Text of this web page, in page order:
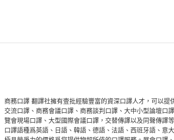
商務口譯 翻譯社擁有壹批經驗豐富的資深口譯人才，可以提
交流口譯、商務會議口譯、商務談判口譯、大中小型論壇口
覽會現場口譯、大型國際會議口譯，交替傳譯以及同聲傳譯
口譯語種爲英語、日語、韓語、德語、法語、西班牙語、意